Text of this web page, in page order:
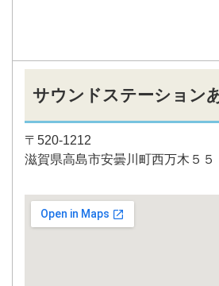
サウンドステーション
〒520-1212
滋賀県高島市安曇川町西万木５５